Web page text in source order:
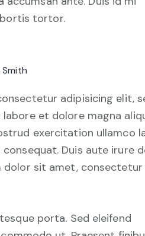
tortor.
Smith
adipisicing elit,
et dolore magna
exercitation ullamco
Duis aute irure
dolor sit amet, consectetur
porta. Sed eleifend